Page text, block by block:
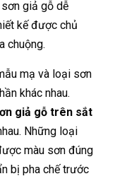
giả gỗ dễ
kế được chủ
chuộng.
mạ và loại sơn
khác nhau.
giả gỗ trên sắt
Những loại
màu sơn đúng
bị pha chế trước